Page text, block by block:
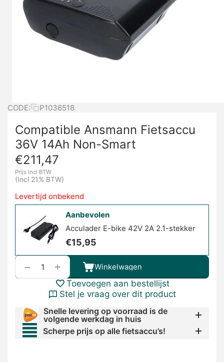
CODE: P1036518
Compatible Ansmann Fietsaccu
36V 14Ah Non-Smart
€211,47
Prijs incl BTW
(Incl 21% BTW)
Levertijd onbekend
Aanbevolen
Acculader E-bike 42V 2A 2.1-stekker
€15,95
+
− Winkelwagen
Toevoegen aan bestellijst
Stel je vraag over dit product
Snelle levering op voorraad is de
volgende werkdag in huis
Scherpe prijs op alle fietsaccu’s!